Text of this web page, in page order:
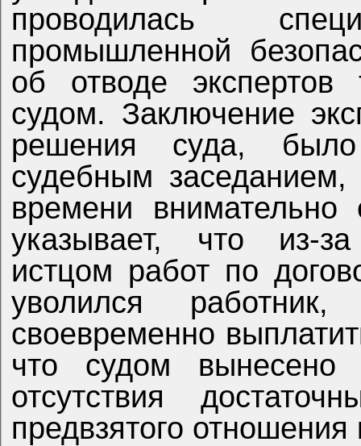
проводилась
промышленной
об отводе
судом. Заключение
решения суда,
судебным
времени внимательно
указывает, что из-
истцом работ по
уволился
своевременно
что судом вынесено
отсутствия
предвзятого отношения